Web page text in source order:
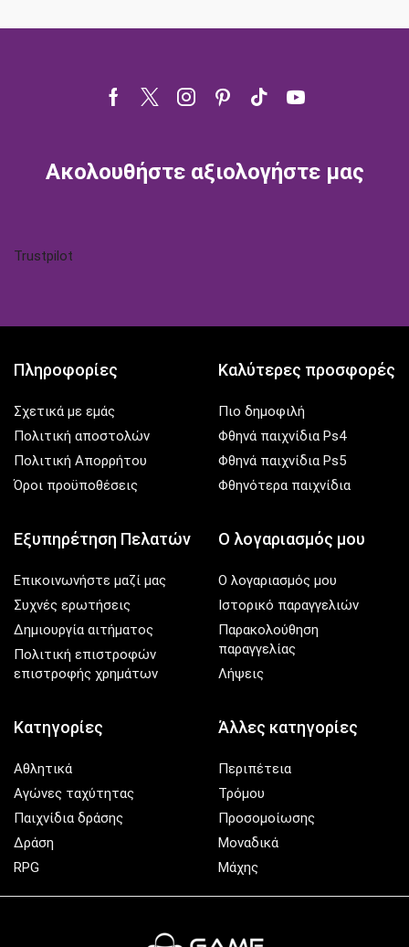
Facebook
TwitterInstagram
Pinterest
Tik- Youtube
Ακολουθήστε αξιολογήστε μας
Trustpilot
Πληροφορίες
Σχετικά με εμάς
Πολιτική αποστολών
Πολιτική Απορρήτου
Όροι προϋποθέσεις
Καλύτερες προσφορές
Πιο δημοφιλή
Φθηνά παιχνίδια Ps4
Φθηνά παιχνίδια Ps5
Φθηνότερα παιχνίδια
Εξυπηρέτηση Πελατών
Επικοινωνήστε μαζί μας
Συχνές ερωτήσεις
Δημιουργία αιτήματος
Πολιτική επιστροφών
επιστροφής χρημάτων
Ο λογαριασμός μου
Ο λογαριασμός μου
Ιστορικό παραγγελιών
Παρακολούθηση
παραγγελίας
Λήψεις
Κατηγορίες
Αθλητικά
Αγώνες ταχύτητας
Παιχνίδια δράσης
Δράση
RPG
Άλλες κατηγορίες
Περιπέτεια
Τρόμου
Προσομοίωσης
Μοναδικά
Μάχης